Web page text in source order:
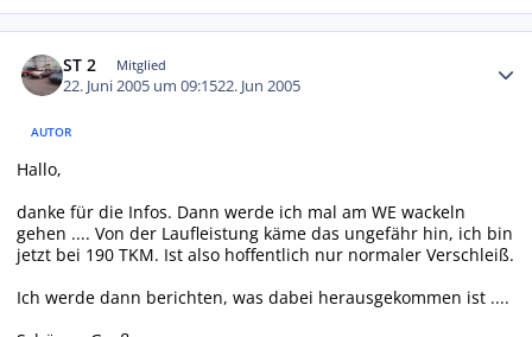
ST 2 Mitglied
22. Juni 2005 um 09:1522. Jun 2005
AUTOR
Hallo,
danke für die Infos. Dann werde ich mal am WE wackeln
gehen .... Von der Laufleistung käme das ungefähr hin, ich bin
jetzt bei 190 TKM. Ist also hoffentlich nur normaler Verschleiß.
Ich werde dann berichten, was dabei herausgekommen ist ....